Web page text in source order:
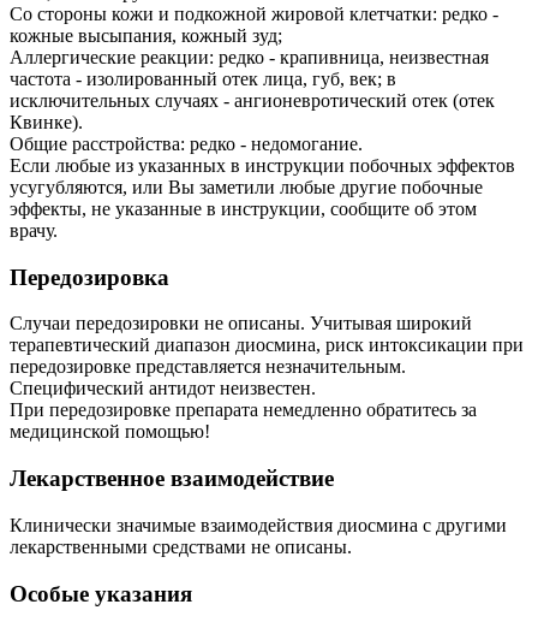
Со стороны кожи и подкожной жировой клетчатки: редко -
кожные высыпания, кожный зуд;
Аллергические реакции: редко - крапивница, неизвестная
частота - изолированный отек лица, губ, век; в
исключительных случаях - ангионевротический отек (отек
Квинке).
Общие расстройства: редко - недомогание.
Если любые из указанных в инструкции побочных эффектов
усугубляются, или Вы заметили любые другие побочные
эффекты, не указанные в инструкции, сообщите об этом
врачу.
Передозировка
Случаи передозировки не описаны. Учитывая широкий
терапевтический диапазон диосмина, риск интоксикации при
передозировке представляется незначительным.
Специфический антидот неизвестен.
При передозировке препарата немедленно обратитесь за
медицинской помощью!
Лекарственное взаимодействие
Клинически значимые взаимодействия диосмина с другими
лекарственными средствами не описаны.
Особые указания